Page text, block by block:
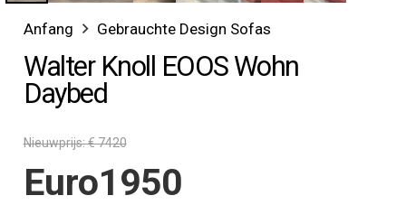
Anfang Gebrauchte Design Sofas
Walter Knoll EOOS Wohn
Daybed
Nieuwprijs: € 7420
Euro1950